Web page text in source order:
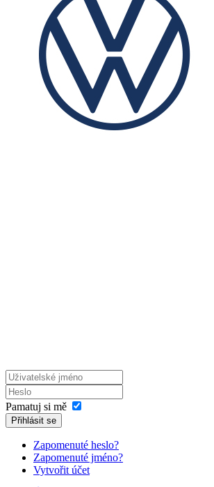
Pamatuj si mě
Přihlásit se
Zapomenuté heslo?
Zapomenuté jméno?
Vytvořit účet